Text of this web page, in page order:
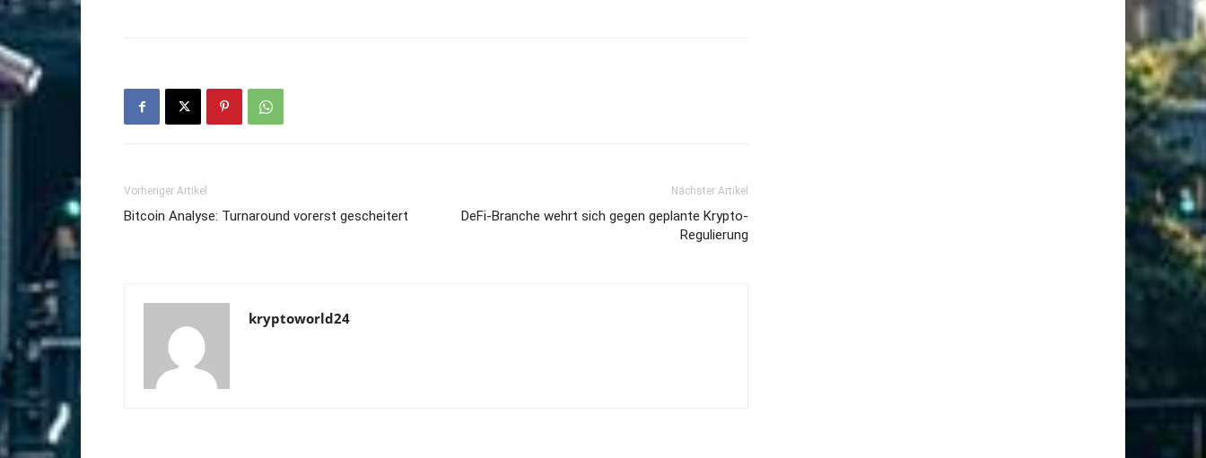
Vorheriger Artikel
Bitcoin Analyse: Turnaround vorerst gescheitert
Nächster Artikel
DeFi-Branche wehrt sich gegen geplante Krypto-
Regulierung
kryptoworld24